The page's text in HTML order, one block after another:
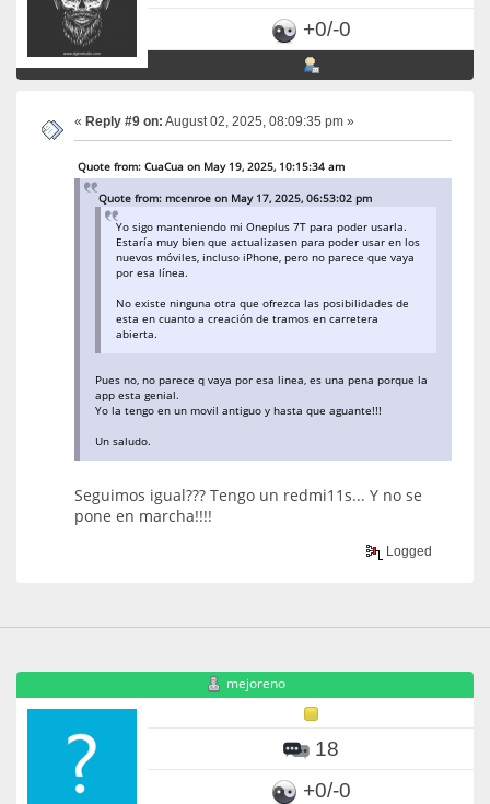
+0/-0
« Reply #9 on: August 02, 2025, 08:09:35 pm »
Quote from: CuaCua on May 19, 2025, 10:15:34 am
Quote from: mcenroe on May 17, 2025, 06:53:02 pm
Yo sigo manteniendo mi Oneplus 7T para poder usarla.
Estaría muy bien que actualizasen para poder usar en los
nuevos móviles, incluso iPhone, pero no parece que vaya
por esa línea.
No existe ninguna otra que ofrezca las posibilidades de
esta en cuanto a creación de tramos en carretera
abierta.
Pues no, no parece q vaya por esa linea, es una pena porque la
app esta genial.
Yo la tengo en un movil antiguo y hasta que aguante!!!
Un saludo.
Seguimos igual??? Tengo un redmi11s... Y no se
pone en marcha!!!!
Logged
mejoreno
18
+0/-0